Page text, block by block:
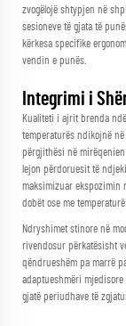
zvogëlojë shtypjen në
sesioneve të gjata të
kërkesa specifike
vendin e punës.
Integrimi i
Kualiteti i ajrit brenda
temperaturës ndikojnë
përgjithësi në
lejon përdoruesit të
maksimizuar ekspozimin
dobët ose me
Ndryshimet stinore në
rivendosur përkatësisht
qëndrueshëm pa marrë
adaptueshmëri
gjatë periudhave të